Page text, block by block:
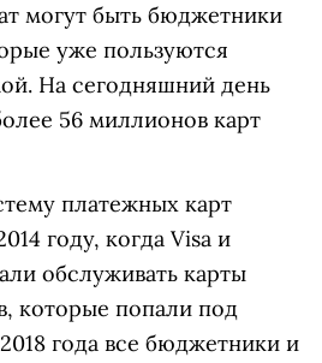
могут быть бюджетники
уже пользуются
На сегодняшний день
56 миллионов карт
платежных карт
году, когда Visa и
обслуживать карты
которые попали под
года все бюджетники и